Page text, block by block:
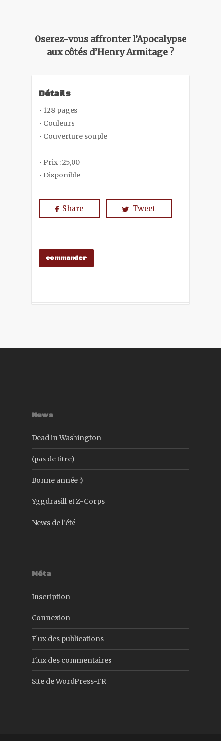
Oserez-vous affronter l’Apocalypse
aux côtés d’Henry Armitage ?
Détails
• 128 pages
• Couleurs
• Couverture souple
• Prix : 25,00
• Disponible
Share Tweet
commander
News
Dead in Washington
(pas de titre)
Bonne année :)
Yggdrasill et Z-Corps
News de l’été
Méta
Inscription
Connexion
Flux des publications
Flux des commentaires
Site de WordPress-FR